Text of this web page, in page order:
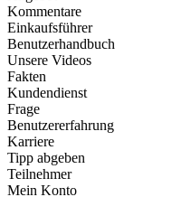
Kommentare
Einkaufsführer
Benutzerhandbuch
Unsere Videos
Fakten
Kundendienst
Frage
Benutzererfahrung
Karriere
Tipp abgeben
Teilnehmer
Mein Konto